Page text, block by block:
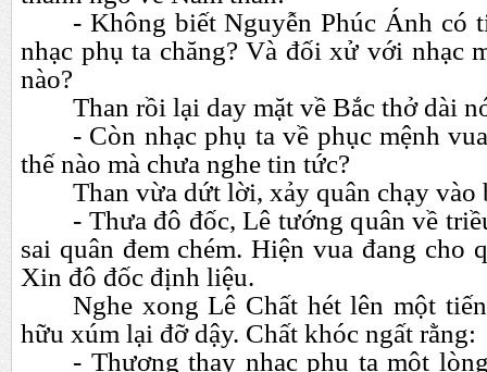
- Không biết Nguyễn Phúc Ánh có
nhạc phụ ta chăng? Và đối xử với nhạc
nào?
Than rồi lại day mặt về Bắc thở dài
- Còn nhạc phụ ta về phục mệnh
thế nào mà chưa nghe tin tức?
Than vừa dứt lời, xảy quân chạy vào
- Thưa đô đốc, Lê tướng quân về
sai quân đem chém. Hiện vua đang cho
Xin đô đốc định liệu.
Nghe xong Lê Chất hét lên một
hữu xúm lại đỡ dậy. Chất khóc ngất rằng:
- Thương thay nhạc phụ ta một